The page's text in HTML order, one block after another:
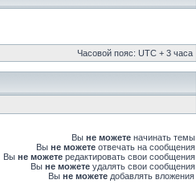
Часовой пояс: UTC + 3 часа
Выне можете начинать темы
Выне можете отвечать на сообщения
Выне можете редактировать свои сообщения
Выне можете удалять свои сообщения
Выне можете добавлять вложения